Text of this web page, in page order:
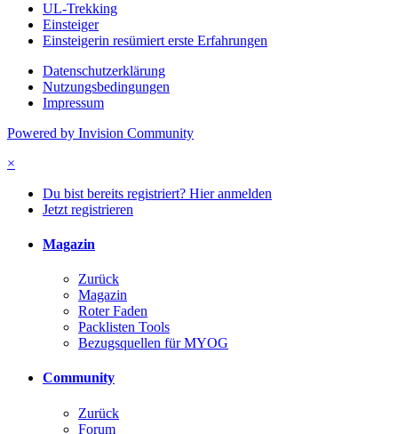
UL-Trekking
Einsteiger
Einsteigerin resümiert erste Erfahrungen
Datenschutzerklärung
Nutzungsbedingungen
Impressum
Powered by Invision Community
×
Du bist bereits registriert? Hier anmelden
Jetzt registrieren
Magazin
Zurück
Magazin
Roter Faden
Packlisten Tools
Bezugsquellen für MYOG
Community
Zurück
Forum